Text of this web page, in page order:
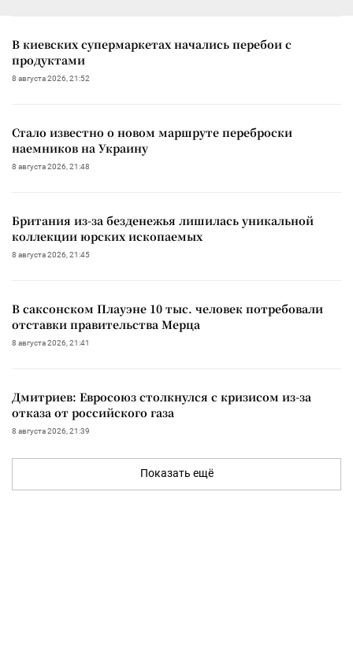
В киевских супермаркетах начались перебои с
продуктами
8 августа 2026, 21:52
Стало известно о новом маршруте переброски
наемников на Украину
8 августа 2026, 21:48
Британия из-за безденежья лишилась уникальной
коллекции юрских ископаемых
8 августа 2026, 21:45
В саксонском Плауэне 10 тыс. человек потребовали
отставки правительства Мерца
8 августа 2026, 21:41
Дмитриев: Евросоюз столкнулся с кризисом из-за
отказа от российского газа
8 августа 2026, 21:39
Показать ещё